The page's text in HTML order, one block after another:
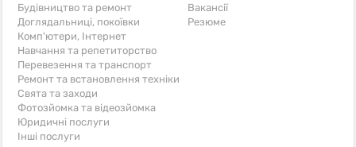
Будівництво та ремонт
Доглядальниці, покоївки
Комп'ютери, Інтернет
Навчання та репетиторство
Перевезення та транспорт
Ремонт та встановлення техніки
Свята та заходи
Фотозйомка та відеозйомка
Юридичні послуги
Інші послуги
Вакансії
Резюме